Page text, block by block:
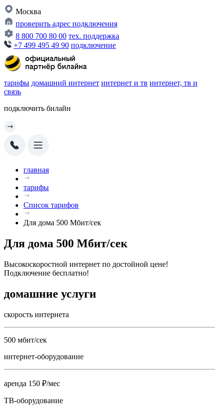
Москва
проверить адрес подключения
8 800 700 80 00 тех. поддержка
+7 499 495 49 90 подключение
тарифы домашний интернет интернет и тв интернет, тв и
связь
подключить билайн
главная
тарифы
Список тарифов
Для дома 500 Мбит/сек
Для дома 500 Мбит/сек
Высокоскоростной интернет по достойной цене!
Подключение бесплатно!
домашние услуги
скорость интернета
500 мбит/сек
интернет-оборудование
аренда 150 ₽/мес
ТВ-оборудование